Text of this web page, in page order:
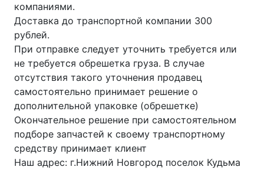
компаниями.
Доставка до транспортной компании 300
рублей.
При отправке следует уточнить требуется или
не требуется обрешетка груза. В случае
отсутствия такого уточнения продавец
самостоятельно принимает решение о
дополнительной упаковке (обрешетке)
Окончательное решение при самостоятельном
подборе запчастей к своему транспортному
средству принимает клиент
Наш адрес: г.Нижний Новгород поселок Кудьма